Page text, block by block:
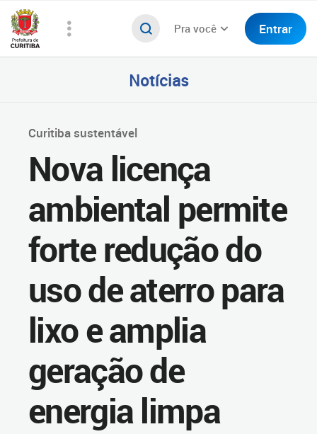
Pra você Entrar
Notícias
Curitiba sustentável
Nova licença
ambiental permite
forte redução do
uso de aterro para
lixo e amplia
geração de
energia limpa